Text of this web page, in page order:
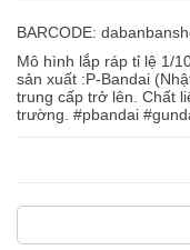
BARCODE:
Mô hình lắp ráp tỉ lệ 1/
sản xuất :P-Bandai
trung cấp trở lên. Chất
trường. #pbandai